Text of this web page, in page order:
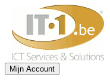
Mijn Account